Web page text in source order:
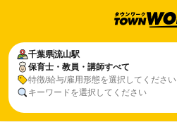
千葉県流山駅
保育士・教員・講師すべて
特徴/給与/雇用形態を選択してください
キーワードを選択してください